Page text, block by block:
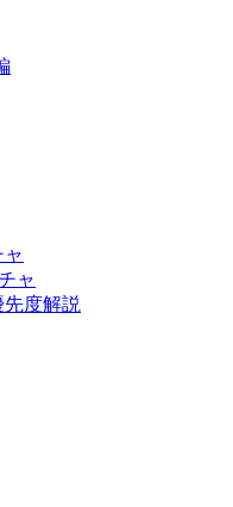
ャ
度解説